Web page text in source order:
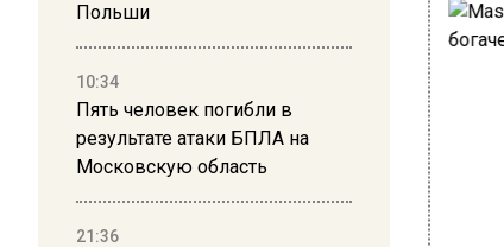
Польши
10:34
Пять человек погибли в
результате атаки БПЛА на
Московскую область
21:36